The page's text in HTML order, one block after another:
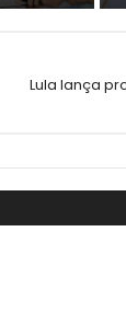
Lula lança